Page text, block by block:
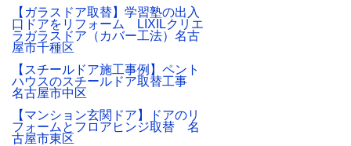
【ガラスドア取替】学習塾の出入
口ドアをリフォーム LIXILクリエ
ラガラスドア（カバー工法）名古
屋市千種区
【スチールドア施工事例】ペント
ハウスのスチールドア取替工事
名古屋市中区
【マンション玄関ドア】ドアのリ
フォームとフロアヒンジ取替 名
古屋市東区